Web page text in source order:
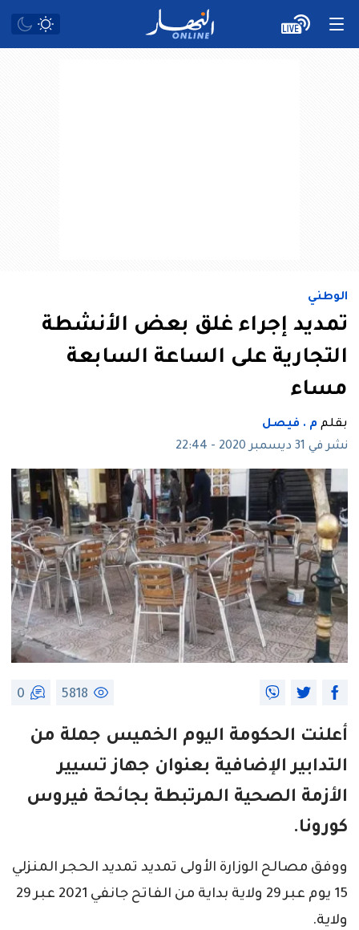
الوطني
تمديد إجراء غلق بعض الأنشطة
التجارية على الساعة السابعة
مساء
بقلم م . فيصل
نشر في 31 ديسمبر 2020 - 22:44
5818
0
أعلنت الحكومة اليوم الخميس جملة من
التدابير الإضافية بعنوان جهاز تسيير
الأزمة الصحية الـمرتبطة بجائحة فيروس
كورونا.
ووفق مصالح الوزارة الأولى تمديد تمديد الحجر المنزلي
15 يوم عبر 29 ولاية بداية من الفاتح جانفي 2021 عبر 29
ولاية.